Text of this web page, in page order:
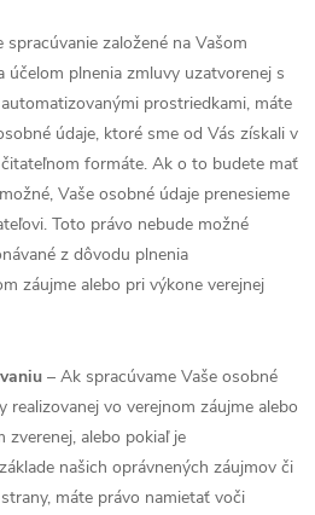
spracúvanie založené na Vašom
účelom plnenia zmluvy uzatvorenej s
prostriedkami, máte
údaje, ktoré sme od Vás získali v
formáte. Ak o to budete mať
Vaše osobné údaje prenesieme
Toto právo nebude možné
z dôvodu plnenia
záujme alebo pri výkone verejnej
– Ak spracúvame Vaše osobné
realizovanej vo verejnom záujme alebo
zverenej, alebo pokiaľ je
našich oprávnených záujmov či
máte právo namietať voči